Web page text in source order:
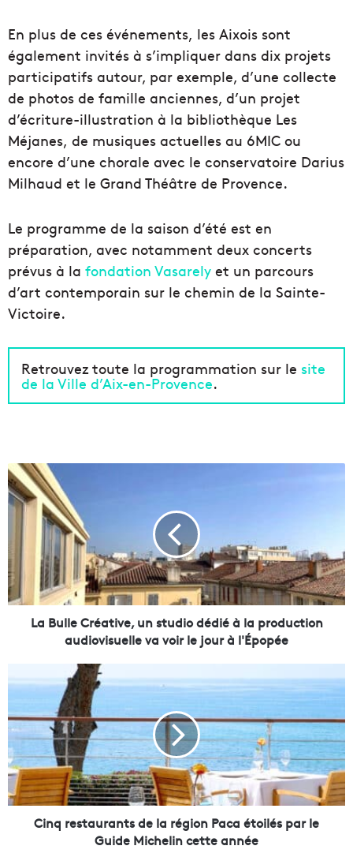
En plus de ces événements, les Aixois sont
également invités à s’impliquer dans dix projets
participatifs autour, par exemple, d’une collecte
de photos de famille anciennes, d’un projet
d’écriture-illustration à la bibliothèque Les
Méjanes, de musiques actuelles au 6MIC ou
encore d’une chorale avec le conservatoire Darius
Milhaud et le Grand Théâtre de Provence.
Le programme de la saison d’été est en
préparation, avec notamment deux concerts
prévus à la fondation Vasarely et un parcours
d’art contemporain sur le chemin de la Sainte-
Victoire.
Retrouvez toute la programmation sur le site
de la Ville d’Aix-en-Provence.
L
a
B
l
e
C
r
v
,
u
n
s
t
u
La Bulle Créative, un studio dédié à la production
audiovisuelle va voir le jour à l'Épopée
i
q
r
e
s
t
a
Cinq restaurants de la région Paca étoilés par le
Guide Michelin cette année